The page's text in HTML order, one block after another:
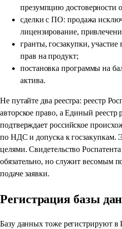
презумпцию достоверности
сделки с ПО: продажа
лицензирование,
гранты, госзакупки,
прав на продукт;
постановка программы на
актива.
Не путайте два реестра: реестр
авторское право, а Единый
подтверждает российское
по НДС и допуска к госзакупкам.
целями. Свидетельство
обязательно, но служит весомым
подаче заявки.
Регистрация базы
Базу данных тоже регистрируют в